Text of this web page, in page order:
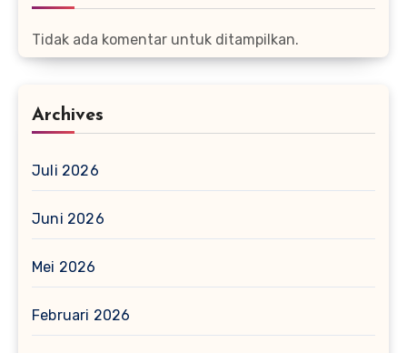
Tidak ada komentar untuk ditampilkan.
Archives
Juli 2026
Juni 2026
Mei 2026
Februari 2026